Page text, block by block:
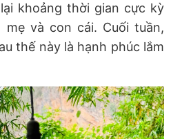
khoảng thời gian cực kỳ
và con cái. Cuối tuần,
thế này là hạnh phúc lắm